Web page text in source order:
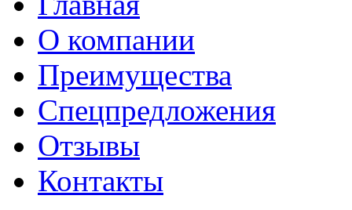
О компании
Преимущества
Спецпредложения
Отзывы
Контакты